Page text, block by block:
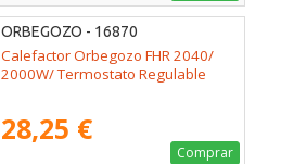
ORBEGOZO - 16870
Calefactor Orbegozo FHR 2040/
2000W/ Termostato Regulable
28,25 €
Comprar